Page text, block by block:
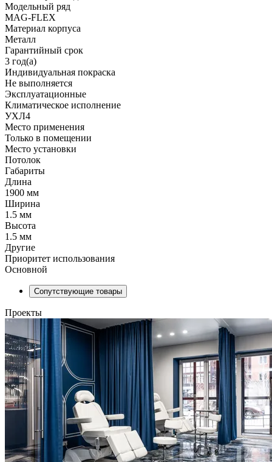
Модельный ряд
MAG-FLEX
Материал корпуса
Металл
Гарантийный срок
3 год(а)
Индивидуальная покраска
Не выполняется
Эксплуатационные
Климатическое исполнение
УХЛ4
Место применения
Только в помещении
Место установки
Потолок
Габариты
Длина
1900 мм
Ширина
1.5 мм
Высота
1.5 мм
Другие
Приоритет использования
Основной
Сопутствующие товары
Проекты